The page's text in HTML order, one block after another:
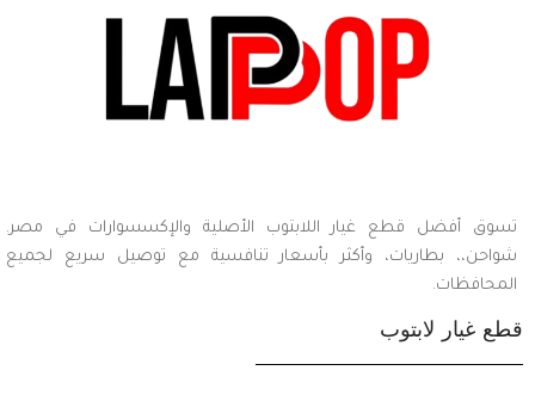
تسوق أفضل قطع غيار اللابتوب الأصلية والإكسسوارات في مصر.
شواحن،، بطاريات، وأكثر بأسعار تنافسية مع توصيل سريع لجميع
المحافظات.
قطع غيار لابتوب